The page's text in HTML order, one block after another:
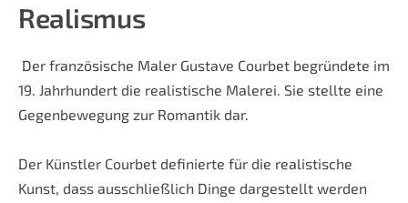
Realismus
Der französische Maler Gustave Courbet begründete im
19. Jahrhundert die realistische Malerei. Sie stellte eine
Gegenbewegung zur Romantik dar.
Der Künstler Courbet definierte für die realistische
Kunst, dass ausschließlich Dinge dargestellt werden